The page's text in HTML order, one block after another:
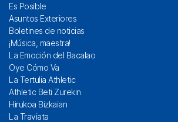
Es Posible
Asuntos Exteriores
Boletines de noticias
¡Música, maestra!
La Emoción del Bacalao
Oye Cómo Va
La Tertulia Athletic
Athletic Beti Zurekin
Hirukoa Bizkaian
La Traviata